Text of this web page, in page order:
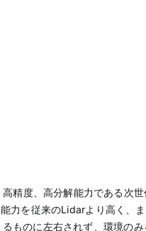
高精度、高分解能力である次
能力を従来のLidarより高く、
るものに左右されず、環境の